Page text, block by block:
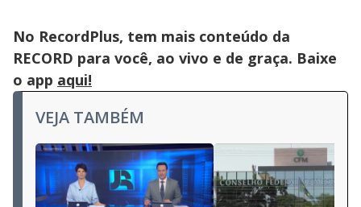
No RecordPlus, tem mais conteúdo da
RECORD para você, ao vivo e de graça. Baixe
o app aqui!
VEJA TAMBÉM